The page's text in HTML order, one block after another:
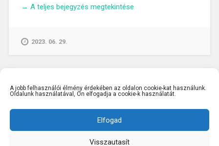
A jobb felhasználói élmény érdekében az oldalon cookie-kat használunk.
Oldalunk használatával, Ön elfogadja a cookie-k használatát.
Elfogad
Visszautasít
„Megjelentek
es
Minden,
→ A teljes bejegyzés megtekintése
2023. 06. 29.